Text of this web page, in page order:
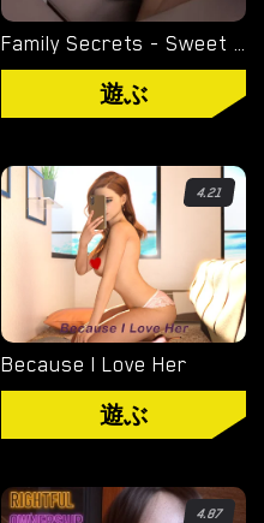
Family Secrets - Sweet Sister
遊ぶ
4.21
Because I Love Her
遊ぶ
4.87